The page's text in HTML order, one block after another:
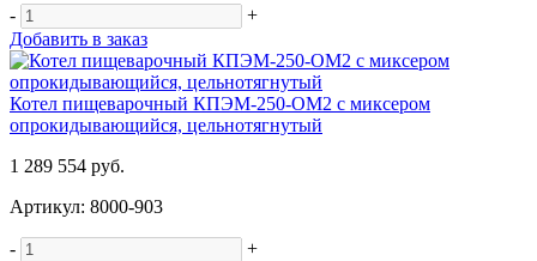
-
+
Добавить в заказ
Котел пищеварочный КПЭМ-250-ОМ2 с миксером
опрокидывающийся, цельнотягнутый
1 289 554 руб.
Артикул: 8000-903
-
+